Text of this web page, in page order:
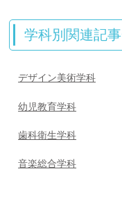
学科別関連記
デザイン美術学科
幼児教育学科
歯科衛生学科
音楽総合学科